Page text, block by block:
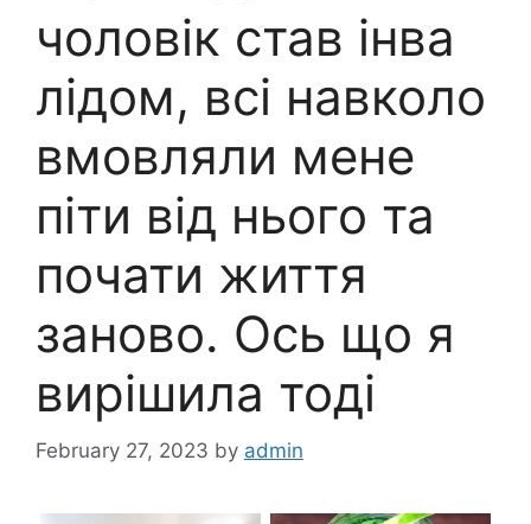
чоловік став інва
лідом, всі навколо
вмовляли мене
піти від нього та
почати життя
заново. Ось що я
вирішила тоді
February 27, 2023 by admin